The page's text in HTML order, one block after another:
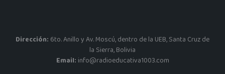
Dirección: 6to. Anillo y Av. Moscú, dentro de la UEB, Santa Cruz de
la Sierra, Bolivia
Email:info@radioeducativa1003.com